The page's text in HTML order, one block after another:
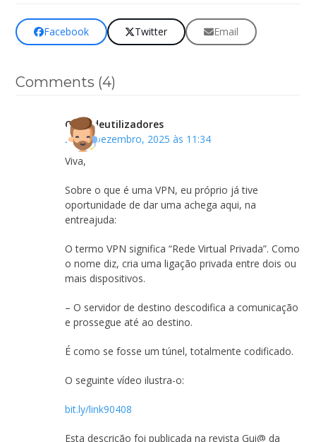
Facebook Twitter Email
Comments (4)
Clubedeutilizadores
27 de Dezembro, 2025 às 11:34
Viva,
Sobre o que é uma VPN, eu próprio já tive
oportunidade de dar uma achega aqui, na
entreajuda:
O termo VPN significa “Rede Virtual Privada”. Como
o nome diz, cria uma ligação privada entre dois ou
mais dispositivos.
– O servidor de destino descodifica a comunicação
e prossegue até ao destino.
É como se fosse um túnel, totalmente codificado.
O seguinte vídeo ilustra-o:
bit.ly/link90408
Esta descrição foi publicada na revista Gui@ da